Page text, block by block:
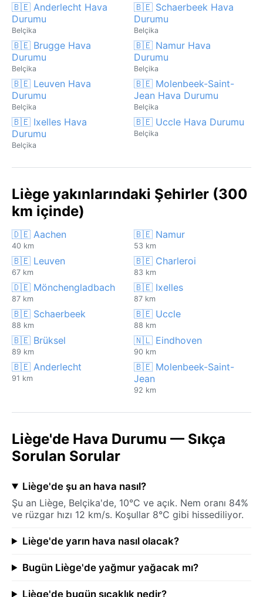
🇧🇪 Anderlecht Hava
Durumu
Belçika
🇧🇪 Schaerbeek Hava
Durumu
Belçika
🇧🇪 Brugge Hava
Durumu
Belçika
🇧🇪 Namur Hava
Durumu
Belçika
🇧🇪 Leuven Hava
Durumu
Belçika
🇧🇪 Molenbeek-Saint-
Jean Hava Durumu
Belçika
🇧🇪 Ixelles Hava
Durumu
Belçika
🇧🇪 Uccle Hava Durumu
Belçika
Liège yakınlarındaki Şehirler (300
km içinde)
🇩🇪 Aachen
40 km
🇧🇪 Namur
53 km
🇧🇪 Leuven
67 km
🇧🇪 Charleroi
83 km
🇩🇪 Mönchengladbach
87 km
🇧🇪 Ixelles
87 km
🇧🇪 Schaerbeek
88 km
🇧🇪 Uccle
88 km
🇧🇪 Brüksel
89 km
🇳🇱 Eindhoven
90 km
🇧🇪 Anderlecht
91 km
🇧🇪 Molenbeek-Saint-
Jean
92 km
Liège'de Hava Durumu — Sıkça
Sorulan Sorular
Liège'de şu an hava nasıl?
Şu an Liège, Belçika'de, 10°C ve açık. Nem oranı 84%
ve rüzgar hızı 12 km/s. Koşullar 8°C gibi hissediliyor.
Liège'de yarın hava nasıl olacak?
Bugün Liège'de yağmur yağacak mı?
Liège'de bugün sıcaklık nedir?